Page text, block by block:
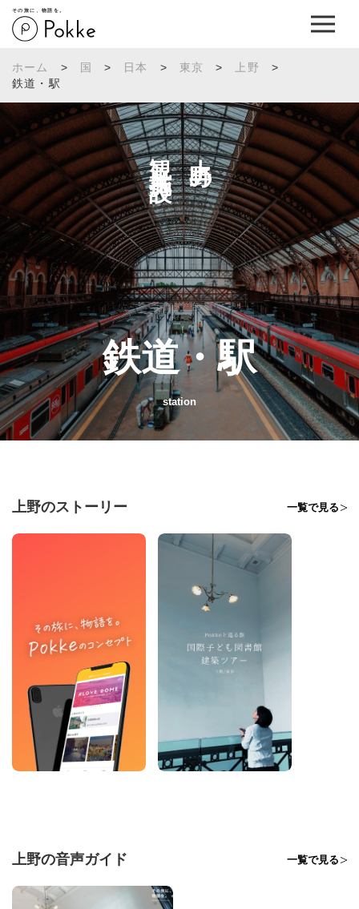
その旅に、物語を。
ホーム > 国 > 日本 > 東京 > 上野
>
鉄道・駅
上野の
観光施設へ
鉄道・駅
station
上野のストーリー 一覧で見る
上野の音声ガイド 一覧で見る